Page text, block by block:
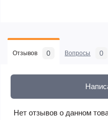
Отзывов 0 Вопросы 0
Нет отзывов о данном